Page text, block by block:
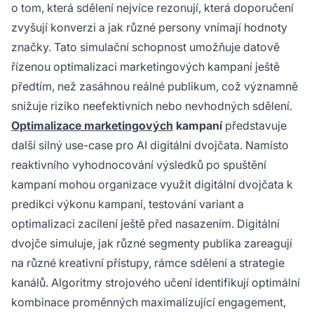
o tom, která sdělení nejvíce rezonují, která doporučení
zvyšují konverzi a jak různé persony vnímají hodnoty
značky. Tato simulační schopnost umožňuje datově
řízenou optimalizaci marketingových kampaní ještě
předtím, než zasáhnou reálné publikum, což významně
snižuje riziko neefektivních nebo nevhodných sdělení.
Optimalizace marketingových kampanípředstavuje
další silný use-case pro AI digitální dvojčata. Namísto
reaktivního vyhodnocování výsledků po spuštění
kampaní mohou organizace využít digitální dvojčata k
predikci výkonu kampaní, testování variant a
optimalizaci zacílení ještě před nasazením. Digitální
dvojče simuluje, jak různé segmenty publika zareagují
na různé kreativní přístupy, rámce sdělení a strategie
kanálů. Algoritmy strojového učení identifikují optimální
kombinace proměnných maximalizující engagement,